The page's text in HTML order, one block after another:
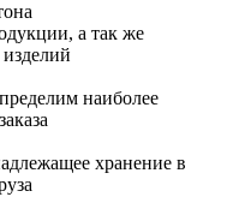
а так же
наиболее
хранение в